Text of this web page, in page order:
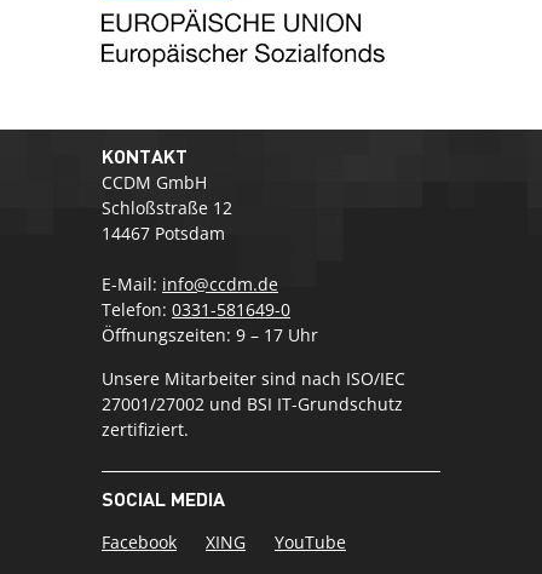
KONTAKT
CCDM GmbH
Schloßstraße 12
14467 Potsdam
E-Mail: info@ccdm.de
Telefon: 0331-581649-0
Öffnungszeiten: 9 – 17 Uhr
Unsere Mitarbeiter sind nach ISO/IEC
27001/27002 und BSI IT-Grundschutz
zertifiziert.
SOCIAL MEDIA
Facebook
XING YouTube